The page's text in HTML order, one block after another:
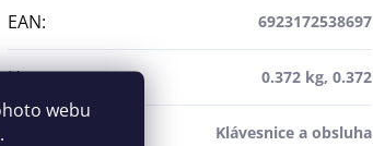
webu
.
EAN: 6923172538697
Hmotnost: 0.372 kg, 0.372
Klávesnice a obsluha